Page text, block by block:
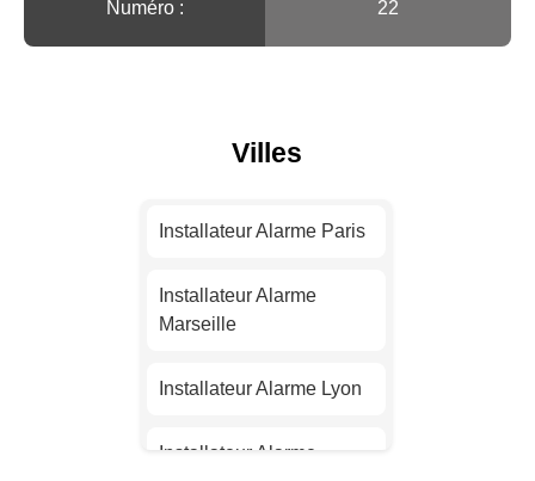
Numéro : 22
Villes
Installateur Alarme Paris
Installateur Alarme
Marseille
Installateur Alarme Lyon
Installateur Alarme